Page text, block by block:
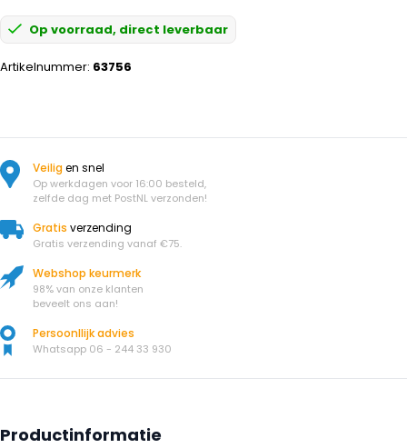
Op voorraad, direct leverbaar
Artikelnummer: 63756
Veiligen snel
Op werkdagen voor 16:00 besteld,
zelfde dag met PostNL verzonden!
Gratis verzending
Gratis verzending vanaf €75.
Webshop keurmerk
98% van onze klanten
beveelt ons aan!
Persoonllijk advies
Whatsapp 06 - 244 33 930
Productinformatie